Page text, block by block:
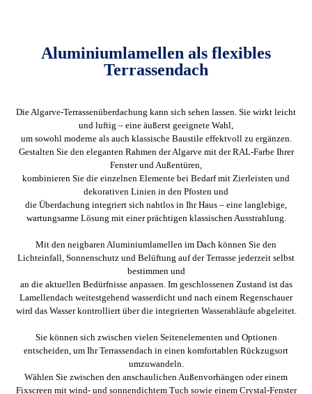
Aluminiumlamellen als flexibles
Terrassendach
Die Algarve-Terrassenüberdachung kann sich sehen lassen. Sie wirkt leicht
und luftig – eine äußerst geeignete Wahl,
um sowohl moderne als auch klassische Baustile effektvoll zu ergänzen.
Gestalten Sie den eleganten Rahmen der Algarve mit der RAL-Farbe Ihrer
Fenster und Außentüren,
kombinieren Sie die einzelnen Elemente bei Bedarf mit Zierleisten und
dekorativen Linien in den Pfosten und
die Überdachung integriert sich nahtlos in Ihr Haus – eine langlebige,
wartungsarme Lösung mit einer prächtigen klassischen Ausstrahlung.
Mit den neigbaren Aluminiumlamellen im Dach können Sie den
Lichteinfall, Sonnenschutz und Belüftung auf der Terrasse jederzeit selbst
bestimmen und
an die aktuellen Bedürfnisse anpassen. Im geschlossenen Zustand ist das
Lamellendach weitestgehend wasserdicht und nach einem Regenschauer
wird das Wasser kontrolliert über die integrierten Wasserabläufe abgeleitet.
Sie können sich zwischen vielen Seitenelementen und Optionen
entscheiden, um Ihr Terrassendach in einen komfortablen Rückzugsort
umzuwandeln.
Wählen Sie zwischen den anschaulichen Außenvorhängen oder einem
Fixscreen mit wind- und sonnendichtem Tuch sowie einem Crystal-Fenster